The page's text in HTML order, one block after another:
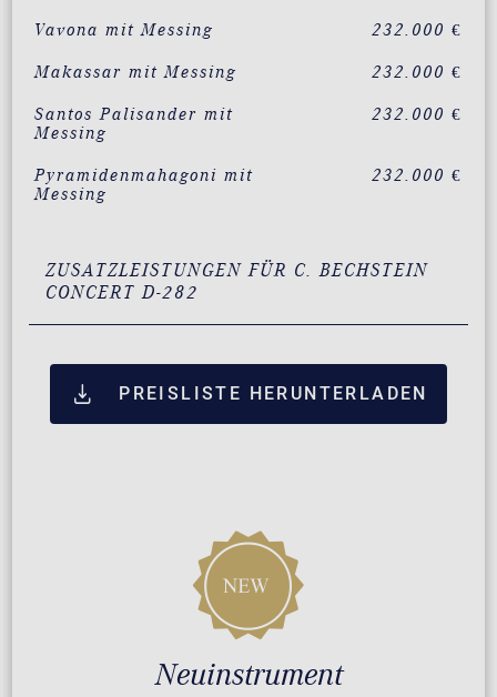
Vavona mit Messing 232.000 €
Makassar mit Messing 232.000 €
Santos Palisander mit
Messing
232.000 €
Pyramidenmahagoni mit
Messing
232.000 €
ZUSATZLEISTUNGEN FÜR C. BECHSTEIN
CONCERT D-282
PREISLISTE HERUNTERLADEN
Neuinstrument